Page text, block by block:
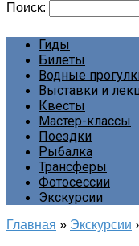
Поиск:
Гиды
Билеты
Водные
Выставки и
Квесты
Мастер-классы
Поездки
Рыбалка
Трансферы
Фотосессии
Экскурсии
Главная » Экскурсии